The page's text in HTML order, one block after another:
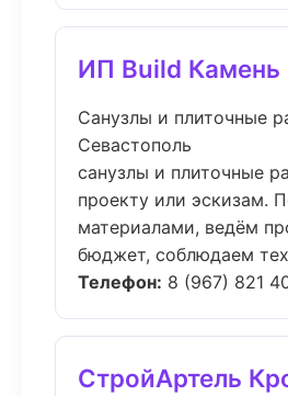
ИП Build Камень
Санузлы и плиточные
Севастополь
санузлы и плиточные
проекту или эскизам.
материалами, ведём
бюджет, соблюдаем
Телефон: 8 (967) 821
СтройАртель